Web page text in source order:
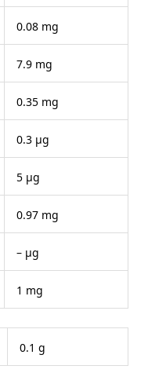
0.08 mg
7.9 mg
0.35 mg
0.3 μg
5 μg
0.97 mg
– μg
1 mg
0.1 g